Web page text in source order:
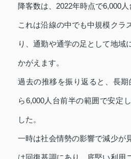
降客数は、2022年時点で6,000人
これは沿線の中でも中規模クラ
り、通勤や通学の足として地域
かがえます。
過去の推移を振り返ると、長
ら6,000人台前半の範囲で安定
した。
一時は社会情勢の影響で減少が
は回復基調にあり、底堅い利用